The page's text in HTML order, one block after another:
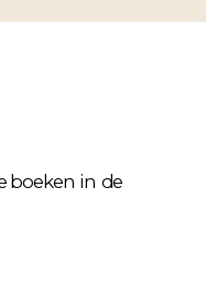
boeken in de